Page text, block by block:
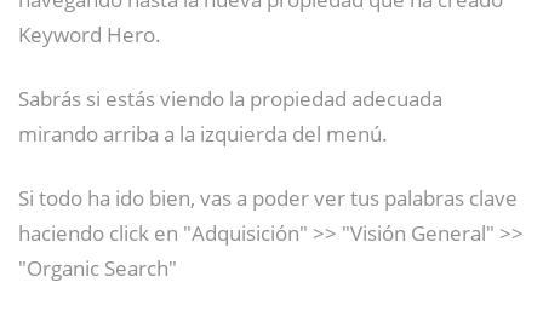
Keyword Hero.
Sabrás si estás viendo la propiedad adecuada
mirando arriba a la izquierda del menú.
Si todo ha ido bien, vas a poder ver tus palabras clave
haciendo click en "Adquisición" >> "Visión General" >>
"Organic Search"